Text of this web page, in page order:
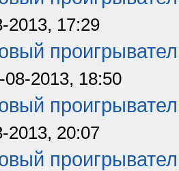
2013, 17:29
08-2013, 18:50
2013, 20:07